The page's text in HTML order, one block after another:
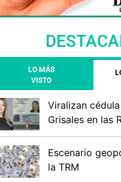
LO MÁS
VISTO
Viralizan
Grisales en las
Escenario
la TRM